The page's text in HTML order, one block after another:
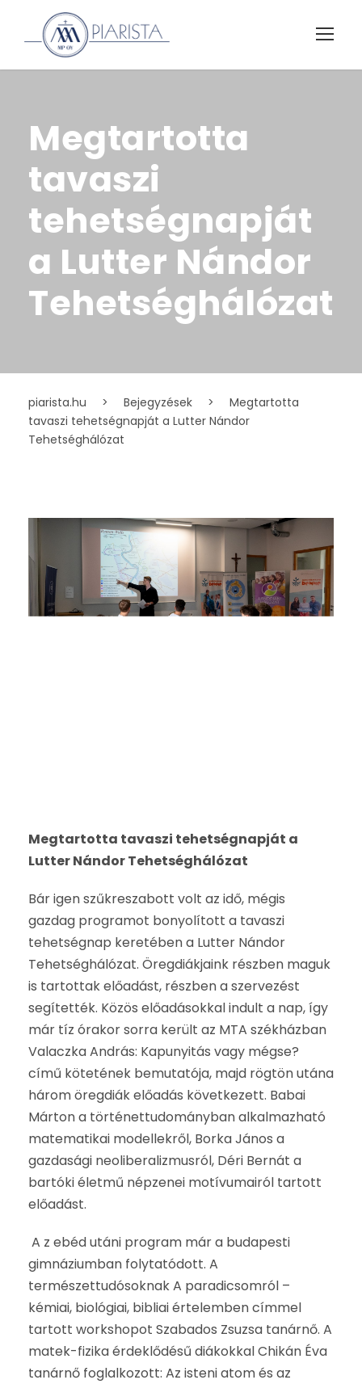
Megtartotta
tavaszi
tehetségnapját
a Lutter Nándor
Tehetséghálózat
piarista.hu > Bejegyzések >
Megtartotta
tavaszi tehetségnapját a Lutter Nándor
Tehetséghálózat
Megtartotta tavaszi tehetségnapját a
Lutter Nándor Tehetséghálózat
Bár igen szűkreszabott volt az idő, mégis
gazdag programot bonyolított a tavaszi
tehetségnap keretében a Lutter Nándor
Tehetséghálózat. Öregdiákjaink részben maguk
is tartottak előadást, részben a szervezést
segítették. Közös előadásokkal indult a nap, így
már tíz órakor sorra került az MTA székházban
Valaczka András: Kapunyitás vagy mégse?
című kötetének bemutatója, majd rögtön utána
három öregdiák előadás következett. Babai
Márton a történettudományban alkalmazható
matematikai modellekről, Borka János a
gazdasági neoliberalizmusról, Déri Bernát a
bartóki életmű népzenei motívumairól tartott
előadást.
A z ebéd utáni program már a budapesti
gimnáziumban folytatódott. A
természettudósoknak A paradicsomról –
kémiai, biológiai, bibliai értelemben címmel
tartott workshopot Szabados Zsuzsa tanárnő. A
matek-fizika érdeklődésű diákokkal Chikán Éva
tanárnő foglalkozott: Az isteni atom és az